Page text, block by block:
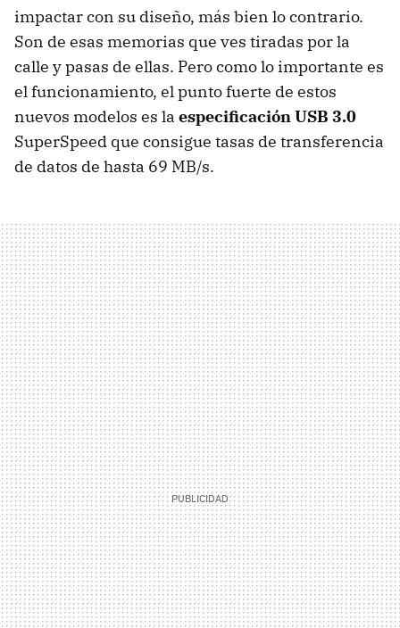
impactar con su diseño, más bien lo contrario.
Son de esas memorias que ves tiradas por la
calle y pasas de ellas. Pero como lo importante es
el funcionamiento, el punto fuerte de estos
nuevos modelos es la especificaciónUSB 3.0
SuperSpeed que consigue tasas de transferencia
de datos de hasta 69 MB/s.